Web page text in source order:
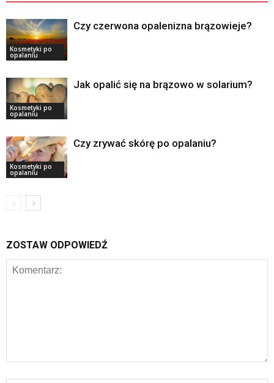
Kosmetyki po
opalaniu
Czy czerwona opalenizna brązowieje?
Kosmetyki po
opalaniu
Jak opalić się na brązowo w solarium?
Kosmetyki po
opalaniu
Czy zrywać skórę po opalaniu?
ZOSTAW ODPOWIEDŹ